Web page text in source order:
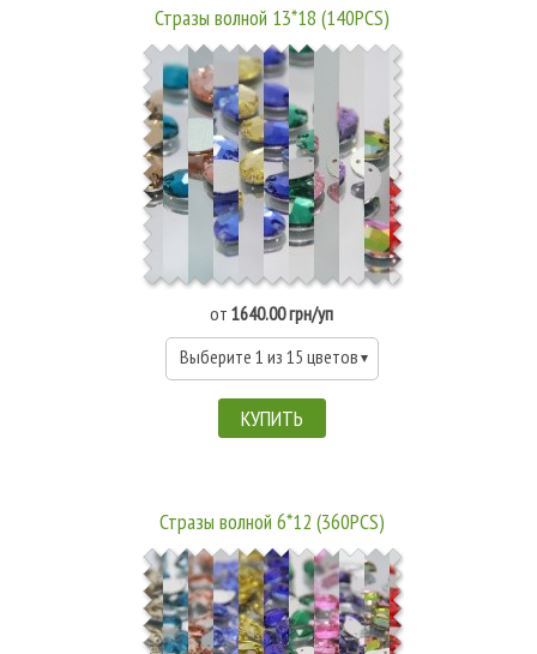
Стразы волной 13*18 (140PCS)
от 1640.00 грн/уп
Выберите 1 из 15 цветов
КУПИТЬ
Стразы волной 6*12 (360PCS)